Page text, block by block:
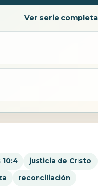
Ver serie completa
10:4 justicia de Cristo
reconciliación